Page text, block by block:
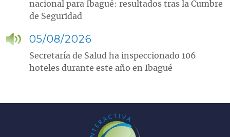
nacional para Ibagué: resultados tras la Cumbre
de Seguridad
05/08/2026
Secretaría de Salud ha inspeccionado 106
hoteles durante este año en Ibagué